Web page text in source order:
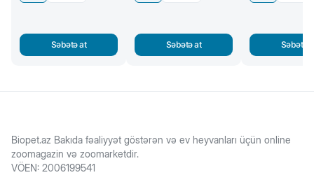
Səbətə at Səbətə at Səbətə
Biopet.az Bakıda fəaliyyət göstərən və ev heyvanları üçün online
zoomagazin və zoomarketdir.
VÖEN: 2006199541